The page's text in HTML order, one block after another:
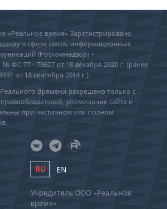
«Реальное время» Зарегистрировано
в сфере связи, информационных
(Роскомнадзор) –
ФС 77 - 79627 от 18 декабря 2020 г. (ранее
от 18 сентября 2014 г.)
Времени разрешено только с
упоминание сайта и
при частичном или полном
RU EN
Учредитель ООО «Реальное
время»